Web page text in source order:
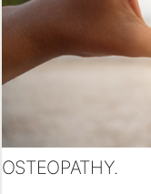
OSTEOPATHY.